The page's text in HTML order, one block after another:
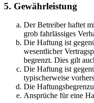
5. Gewährleistung
Der Betreiber haftet
grob fahrlässiges
Die Haftung ist
wesentlicher
begrenzt. Dies gilt
Die Haftung ist
typischerweise
Die
Ansprüche für eine